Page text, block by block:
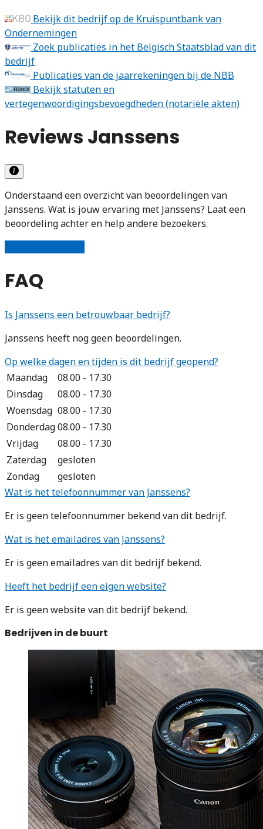
Bekijk dit bedrijf op de Kruispuntbank van
Ondernemingen
Zoek publicaties in het Belgisch Staatsblad van dit
bedrijf
Publicaties van de jaarrekeningen bij de NBB
Bekijk statuten en
vertegenwoordigingsbevoegdheden (notariële akten)
Reviews Janssens
Onderstaand een overzicht van beoordelingen van
Janssens. Wat is jouw ervaring met Janssens? Laat een
beoordeling achter en help andere bezoekers.
FAQ
Is Janssens een betrouwbaar bedrijf?
Janssens heeft nog geen beoordelingen.
Op welke dagen en tijden is dit bedrijf geopend?
Maandag
08.00 - 17.30
Dinsdag
08.00 - 17.30
Woensdag 08.00 - 17.30
Donderdag08.00 - 17.30
Vrijdag
08.00 - 17.30
Zaterdag
gesloten
Zondag
gesloten
Wat is het telefoonnummer van Janssens?
Er is geen telefoonnummer bekend van dit bedrijf.
Wat is het emailadres van Janssens?
Er is geen emailadres van dit bedrijf bekend.
Heeft het bedrijf een eigen website?
Er is geen website van dit bedrijf bekend.
Bedrijven in de buurt